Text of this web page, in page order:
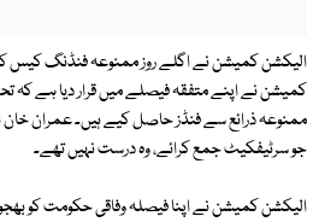
الیکشن کمیشن نے اگلے روز ممنوعہ فنڈنگ کیس
کمیشن نے اپنے متفقہ فیصلے میں قرار دیا ہے
ممنوعہ ذرائع سے فنڈز حاصل کیے ہیں۔ عمران
جو سرٹیفکیٹ جمع کرائے، وہ درست نہیں تھے۔
الیکشن کمیشن نے اپنا فیصلہ وفاقی حکومت کو